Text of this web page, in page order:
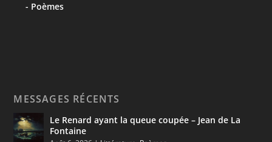
Poèmes
MESSAGES RÉCENTS
Le Renard ayant la queue coupée – Jean de La
Fontaine